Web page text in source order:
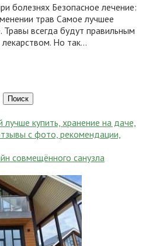
болезнях Безопасное лечение:
трав Самое лучшее
всегда будут правильным
Но так…
Поиск
купить, хранение на даче,
с фото, рекомендации,
совмещённого санузла